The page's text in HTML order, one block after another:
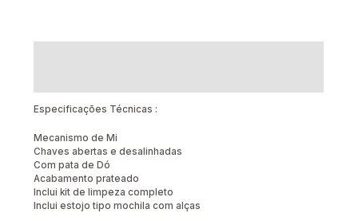
Especificações Técnicas :
Mecanismo de Mi
Chaves abertas e desalinhadas
Com pata de Dó
Acabamento prateado
Inclui kit de limpeza completo
Inclui estojo tipo mochila com alças